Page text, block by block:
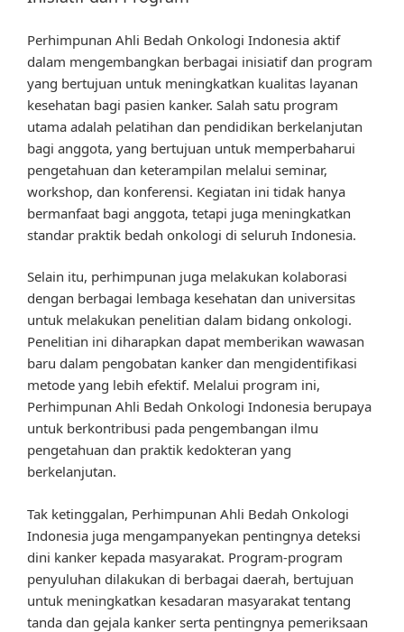
Perhimpunan Ahli Bedah Onkologi Indonesia aktif
dalam mengembangkan berbagai inisiatif dan program
yang bertujuan untuk meningkatkan kualitas layanan
kesehatan bagi pasien kanker. Salah satu program
utama adalah pelatihan dan pendidikan berkelanjutan
bagi anggota, yang bertujuan untuk memperbaharui
pengetahuan dan keterampilan melalui seminar,
workshop, dan konferensi. Kegiatan ini tidak hanya
bermanfaat bagi anggota, tetapi juga meningkatkan
standar praktik bedah onkologi di seluruh Indonesia.
Selain itu, perhimpunan juga melakukan kolaborasi
dengan berbagai lembaga kesehatan dan universitas
untuk melakukan penelitian dalam bidang onkologi.
Penelitian ini diharapkan dapat memberikan wawasan
baru dalam pengobatan kanker dan mengidentifikasi
metode yang lebih efektif. Melalui program ini,
Perhimpunan Ahli Bedah Onkologi Indonesia berupaya
untuk berkontribusi pada pengembangan ilmu
pengetahuan dan praktik kedokteran yang
berkelanjutan.
Tak ketinggalan, Perhimpunan Ahli Bedah Onkologi
Indonesia juga mengampanyekan pentingnya deteksi
dini kanker kepada masyarakat. Program-program
penyuluhan dilakukan di berbagai daerah, bertujuan
untuk meningkatkan kesadaran masyarakat tentang
tanda dan gejala kanker serta pentingnya pemeriksaan